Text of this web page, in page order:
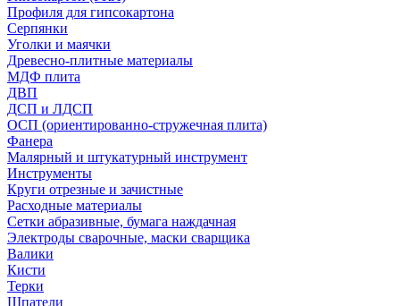
Профиля для гипсокартона
Серпянки
Уголки и маячки
Древесно-плитные материалы
МДФ плита
ДВП
ДСП и ЛДСП
ОСП (ориентированно-стружечная плита)
Фанера
Малярный и штукатурный инструмент
Инструменты
Круги отрезные и зачистные
Расходные материалы
Сетки абразивные, бумага наждачная
Электроды сварочные, маски сварщика
Валики
Кисти
Терки
Шпатели